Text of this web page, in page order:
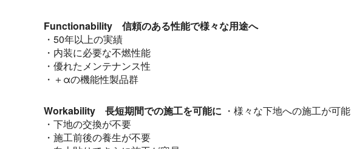
Functionability 信頼のある性能で様々な用途へ
・50年以上の実績
・内装に必要な不燃性能
・優れたメンテナンス性
・＋αの機能性製品群
Workability 長短期間での施工を可能に ・様々な下地への施工が可能
・下地の交換が不要
・施工前後の養生が不要